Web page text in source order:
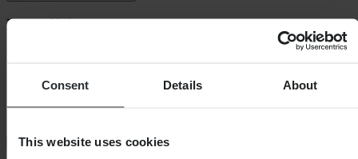
Consent Details About
This website uses cookies
Beschrijving
Hier heb je een heel betaalbare onderhoud-set voor je K&N-filter!
Het grootste voordeel met een luchtfilter van K&N is dat men deze
Volledige beschrijving weergeven